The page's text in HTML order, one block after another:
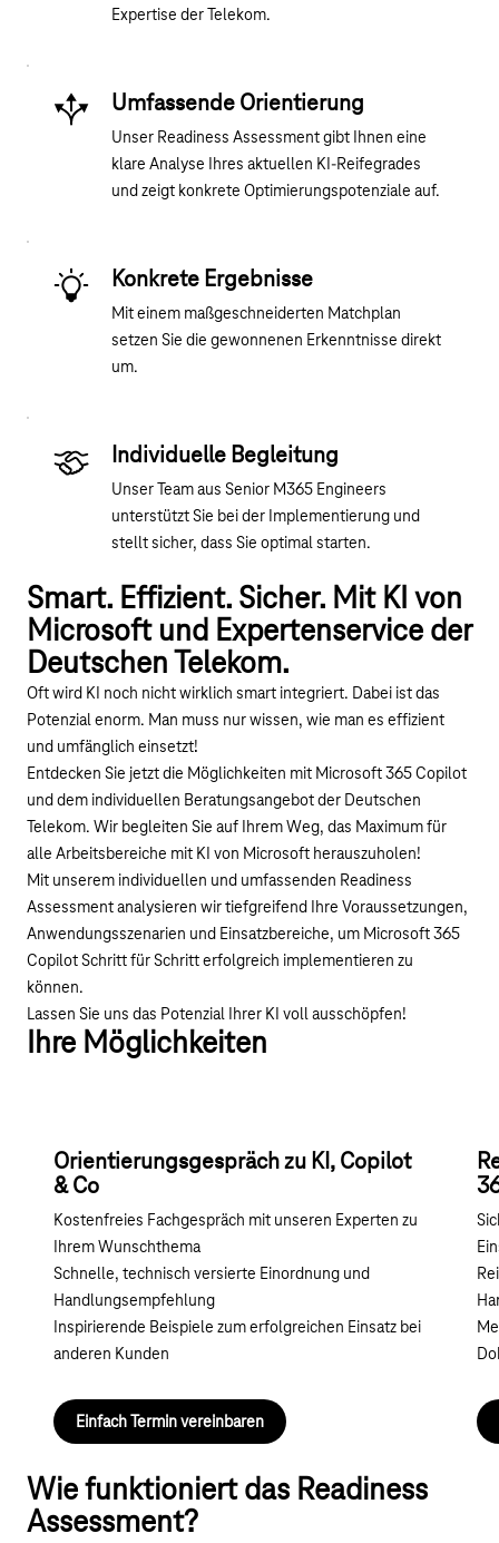
Expertise der Telekom.
Umfassende Orientierung
Unser Readiness Assessmentgibt Ihnen eine
klare Analyse Ihres aktuellen KI-Reifegrades
und zeigt konkrete Optimierungspotenziale auf.
Konkrete Ergebnisse
Mit einem maßgeschneiderten Matchplan
setzen Sie die gewonnenen Erkenntnisse direkt
um.
Individuelle Begleitung
Unser Team aus Senior M365 Engineers
unterstützt Sie bei der Implementierung und
stellt sicher, dass Sie optimal starten.
Smart. Effizient. Sicher. Mit KI von
Microsoft und Expertenservice der
Deutschen Telekom.
Oft wird KI noch nicht wirklich smart integriert. Dabei ist das
Potenzial enorm. Man muss nur wissen, wie man es effizient
und umfänglich einsetzt!
Entdecken Sie jetzt die Möglichkeiten mit Microsoft 365 Copilot
und dem individuellen Beratungsangebot der Deutschen
Telekom. Wir begleiten Sie auf Ihrem Weg, das Maximum für
alle Arbeitsbereiche mit KI von Microsoft herauszuholen!
Mit unserem individuellen und umfassenden Readiness
Assessment analysieren wir tiefgreifend Ihre Voraussetzungen,
Anwendungsszenarien und Einsatzbereiche, um Microsoft 365
Copilot Schritt für Schritt erfolgreich implementieren zu
können.
Lassen Sie uns das Potenzial Ihrer KI voll ausschöpfen!
Ihre Möglichkeiten
Orientierungsgespräch zu KI, Copilot
& Co
Kostenfreies Fachgespräch mit unseren Experten zu
Ihrem Wunschthema
Schnelle, technisch versierte Einordnung und
Handlungsempfehlung
Inspirierende Beispiele zum erfolgreichen Einsatz bei
anderen Kunden
Einfach Termin vereinbaren
Wie funktioniert das Readiness
Assessment?